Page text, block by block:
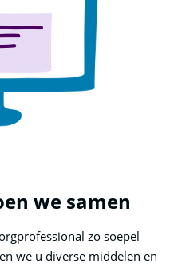
we samen
zo soepel
we u diverse middelen en